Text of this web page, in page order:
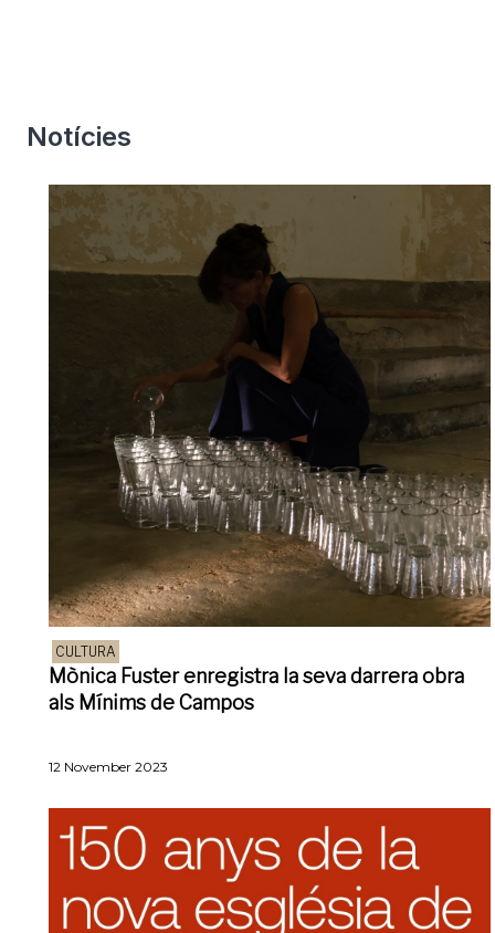
Notícies
CULTURA
Mònica Fuster enregistra la seva darrera obra
als Mínims de Campos
12 November 2023